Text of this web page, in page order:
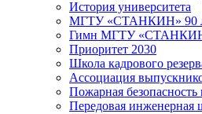
История университета
МГТУ «СТАНКИН» 90
Гимн МГТУ
Приоритет 2030
Школа кадрового
Ассоциация
Пожарная
Передовая инженерная